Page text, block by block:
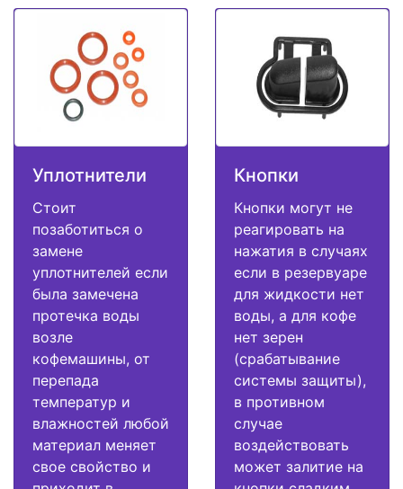
Уплотнители
Стоит
позаботиться о
замене
уплотнителей если
была замечена
протечка воды
возле
кофемашины, от
перепада
температур и
влажностей любой
материал меняет
свое свойство и
Кнопки
Кнопки могут не
реагировать на
нажатия в случаях
если в резервуаре
для жидкости нет
воды, а для кофе
нет зерен
(срабатывание
системы защиты),
в противном
случае
воздействовать
может залитие на